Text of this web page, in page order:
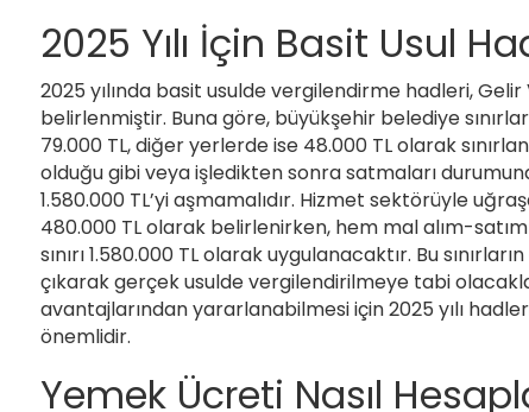
2025 Yılı İçin Basit Usul
2025 yılında basit usulde vergilendirme hadleri,
belirlenmiştir. Buna göre, büyükşehir belediye
79.000 TL, diğer yerlerde ise 48.000 TL olarak
olduğu gibi veya işledikten sonra satmaları
1.580.000 TL’yi aşmamalıdır. Hizmet sektörüyle
480.000 TL olarak belirlenirken, hem mal alım-
sınırı 1.580.000 TL olarak uygulanacaktır. Bu
çıkarak gerçek usulde vergilendirilmeye tabi
avantajlarından yararlanabilmesi için 2025 yılı
önemlidir.
Yemek Ücreti Nasıl